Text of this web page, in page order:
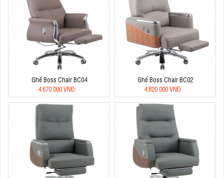
Ghế Boss Chair BC04
4.670.000 VNĐ
Ghế Boss Chair BC02
4.820.000 VNĐ